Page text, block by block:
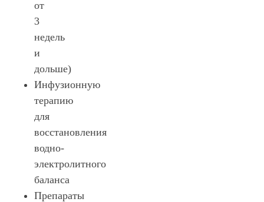
от
3
недель
и
дольше)
Инфузионную
терапию
для
восстановления
водно-
электролитного
баланса
Препараты